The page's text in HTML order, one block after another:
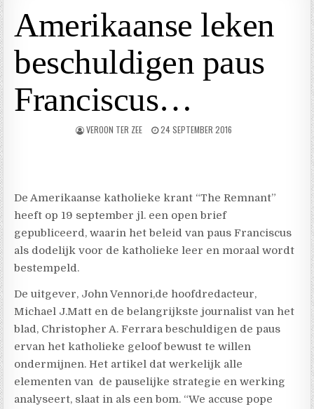
Amerikaanse leken
beschuldigen paus
Franciscus…
VEROON TER ZEE 24 SEPTEMBER 2016
De Amerikaanse katholieke krant “The Remnant”
heeft op 19 september jl. een open brief
gepubliceerd, waarin het beleid van paus Franciscus
als dodelijk voor de katholieke leer en moraal wordt
bestempeld.
De uitgever, John Vennori,de hoofdredacteur,
Michael J.Matt en de belangrijkste journalist van het
blad, Christopher A. Ferrara beschuldigen de paus
ervan het katholieke geloof bewust te willen
ondermijnen. Het artikel dat werkelijk alle
elementen van de pauselijke strategie en werking
analyseert, slaat in als een bom. “We accuse pope